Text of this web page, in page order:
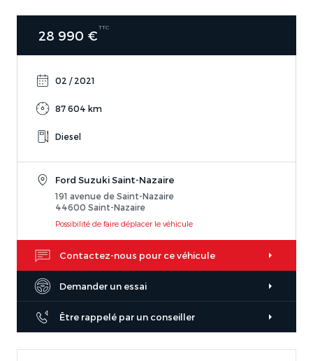
28 990 €
TTC
02 / 2021
87 604 km
Diesel
Ford Suzuki Saint-Nazaire
191 avenue de Saint-Nazaire
44600 Saint-Nazaire
Possibilité de faire déplacer le véhicule
Contactez-nous pour ce véhicule
Demander un essai
Être rappelé par un conseiller